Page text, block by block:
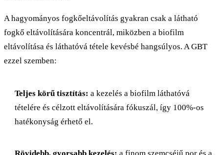
A hagyományos fogkőeltávolítás gyakran csak a látható
fogkő eltávolítására koncentrál, miközben a biofilm
eltávolítása és láthatóvá tétele kevésbé hangsúlyos. A GBT
ezzel szemben:
Teljes körű tisztítás: a kezelés a biofilm láthatóvá
tételére és célzott eltávolítására fókuszál, így 100%-os
hatékonyság érhető el.
Rövidebb, gyorsabb kezelés: a finom szemcséjű por és a